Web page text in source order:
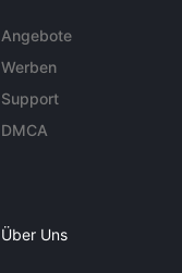
Angebote
Werben
Support
DMCA
Über Uns